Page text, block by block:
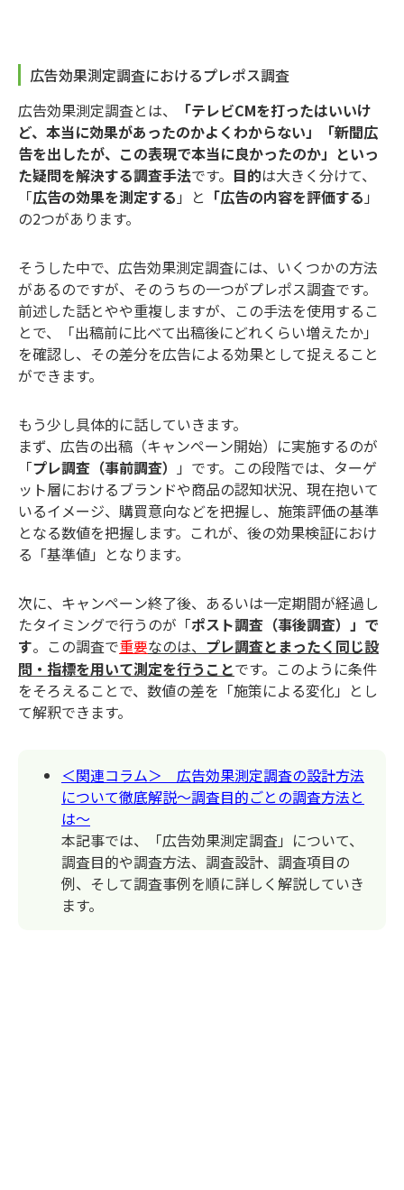
広告効果測定調査におけるプレポス調査
広告効果測定調査とは、
「テレビCMを打ったはいいけ
ど、本当に効果があったのかよくわからない」「新聞広
告を出したが、この表現で本当に良かったのか」といっ
た疑問を解決する調査手法です。 目的は大きく分けて、
「広告の効果を測定する 」と 「広告の内容を評価する 」
の2つがあります。
そうした中で、広告効果測定調査には、いくつかの方法
があるのですが、そのうちの一つがプレポス調査です。
前述した話とやや重複しますが、この手法を使用するこ
とで、「出稿前に比べて出稿後にどれくらい増えたか」
を確認し、その差分を広告による効果として捉えること
ができます。
もう少し具体的に話していきます。
まず、広告の出稿（キャンペーン開始）に実施するのが
「プレ調査（事前調査）
」です。この段階では、ターゲ
ット層におけるブランドや商品の認知状況、現在抱いて
いるイメージ、購買意向などを把握し、施策評価の基準
となる数値を把握します。これが、後の効果検証におけ
る「基準値」となります。
次に、キャンペーン終了後、あるいは一定期間が経過し
たタイミングで行うのが「ポスト調査（事後調査）」で
す。この調査で重要なのは、 プレ調査とまったく同じ設
問・指標を用いて測定を行うことです。このように条件
をそろえることで、数値の差を「施策による変化」とし
て解釈できます。
＜関連コラム＞ 広告効果測定調査の設計方法
について徹底解説～調査目的ごとの調査方法と
は～
本記事では、「広告効果測定調査」について、
調査目的や調査方法、調査設計、調査項目の
例、そして調査事例を順に詳しく解説していき
ます。